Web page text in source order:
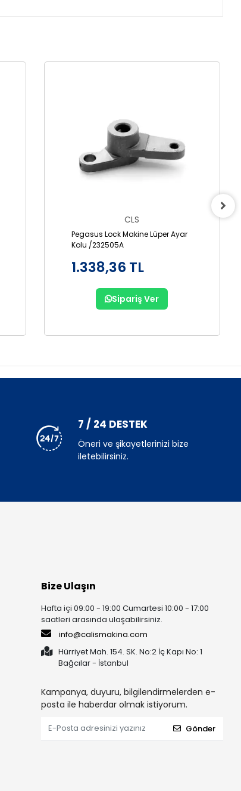
CLS
Pegasus Lock Makine Lüper Ayar
Kolu /232505A
1.338,36 TL
Sipariş Ver
7 / 24 DESTEK
Öneri ve şikayetlerinizi bize
iletebilirsiniz.
Bize Ulaşın
Hafta içi 09:00 - 19:00 Cumartesi 10:00 - 17:00
saatleri arasında ulaşabilirsiniz.
info@calismakina.com
Hürriyet Mah. 154. SK. No:2 İç Kapı No: 1
Bağcılar - İstanbul
Kampanya, duyuru, bilgilendirmelerden e-
posta ile haberdar olmak istiyorum.
Gönder